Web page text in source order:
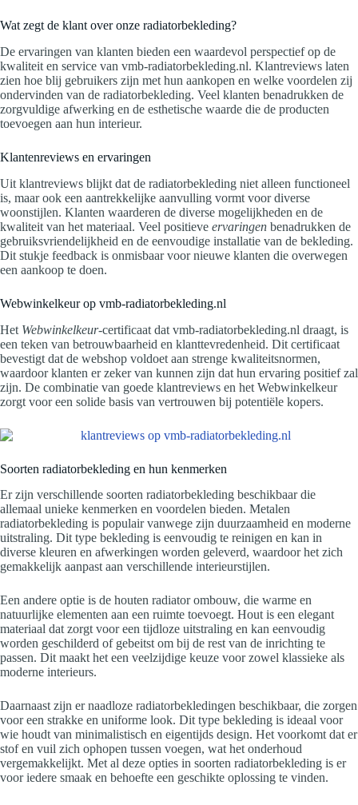
Wat zegt de klant over onze radiatorbekleding?
De ervaringen van klanten bieden een waardevol perspectief op de
kwaliteit en service van vmb-radiatorbekleding.nl. Klantreviews laten
zien hoe blij gebruikers zijn met hun aankopen en welke voordelen zij
ondervinden van de radiatorbekleding. Veel klanten benadrukken de
zorgvuldige afwerking en de esthetische waarde die de producten
toevoegen aan hun interieur.
Klantenreviews en ervaringen
Uit klantreviews blijkt dat de radiatorbekleding niet alleen functioneel
is, maar ook een aantrekkelijke aanvulling vormt voor diverse
woonstijlen. Klanten waarderen de diverse mogelijkheden en de
kwaliteit van het materiaal. Veel positieve ervaringen benadrukken de
gebruiksvriendelijkheid en de eenvoudige installatie van de bekleding.
Dit stukje feedback is onmisbaar voor nieuwe klanten die overwegen
een aankoop te doen.
Webwinkelkeur op vmb-radiatorbekleding.nl
Het Webwinkelkeur-certificaat dat vmb-radiatorbekleding.nl draagt, is
een teken van betrouwbaarheid en klanttevredenheid. Dit certificaat
bevestigt dat de webshop voldoet aan strenge kwaliteitsnormen,
waardoor klanten er zeker van kunnen zijn dat hun ervaring positief zal
zijn. De combinatie van goede klantreviews en het Webwinkelkeur
zorgt voor een solide basis van vertrouwen bij potentiële kopers.
Soorten radiatorbekleding en hun kenmerken
Er zijn verschillende soorten radiatorbekleding beschikbaar die
allemaal unieke kenmerken en voordelen bieden. Metalen
radiatorbekleding is populair vanwege zijn duurzaamheid en moderne
uitstraling. Dit type bekleding is eenvoudig te reinigen en kan in
diverse kleuren en afwerkingen worden geleverd, waardoor het zich
gemakkelijk aanpast aan verschillende interieurstijlen.
Een andere optie is de houten radiator ombouw, die warme en
natuurlijke elementen aan een ruimte toevoegt. Hout is een elegant
materiaal dat zorgt voor een tijdloze uitstraling en kan eenvoudig
worden geschilderd of gebeitst om bij de rest van de inrichting te
passen. Dit maakt het een veelzijdige keuze voor zowel klassieke als
moderne interieurs.
Daarnaast zijn er naadloze radiatorbekledingen beschikbaar, die zorgen
voor een strakke en uniforme look. Dit type bekleding is ideaal voor
wie houdt van minimalistisch en eigentijds design. Het voorkomt dat er
stof en vuil zich ophopen tussen voegen, wat het onderhoud
vergemakkelijkt. Met al deze opties in soorten radiatorbekleding is er
voor iedere smaak en behoefte een geschikte oplossing te vinden.